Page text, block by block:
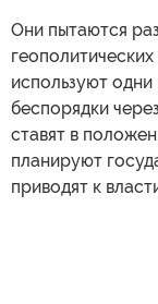
Они пытаются
используют
беспорядки
ставят в
планируют
приводят к